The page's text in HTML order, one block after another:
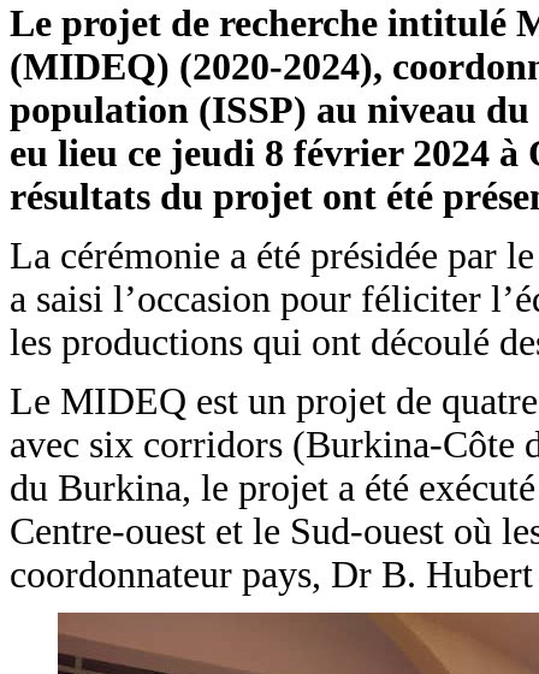
Le projet de recherche intitulé
(MIDEQ) (2020-2024),
population (ISSP) au niveau
eu lieu ce jeudi 8 février 2024 à
résultats du projet ont été
La cérémonie a été présidée par
a saisi l’occasion pour féliciter
les productions qui ont découlé
Le MIDEQ est un projet de
avec six corridors (Burkina-Côte
du Burkina, le projet a été
Centre-ouest et le Sud-ouest où
coordonnateur pays, Dr B.